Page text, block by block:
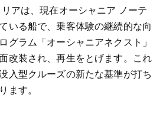
アは、現在オーシャニア ノーテ
いる船で、乗客体験の継続的な向
グラム「オーシャニアネクスト」
改装され、再生をとげます。これ
入型クルーズの新たな基準が打ち
ます。